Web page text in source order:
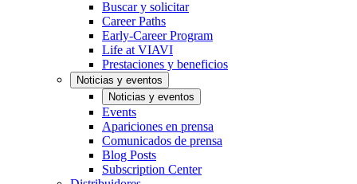
Buscar y solicitar
Career Paths
Early-Career Program
Life at VIAVI
Prestaciones y beneficios
Noticias y eventos
Noticias y eventos
Events
Apariciones en prensa
Comunicados de prensa
Blog Posts
Subscription Center